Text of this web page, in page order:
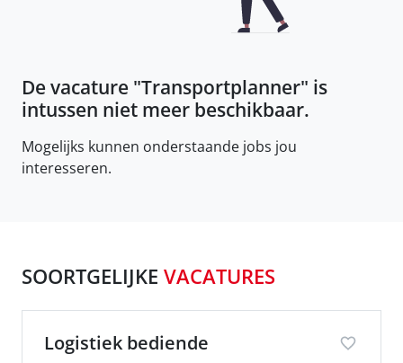
De vacature "Transportplanner" is
intussen niet meer beschikbaar.
Mogelijks kunnen onderstaande jobs jou
interesseren.
SOORTGELIJKE VACATURES
Logistiek bediende